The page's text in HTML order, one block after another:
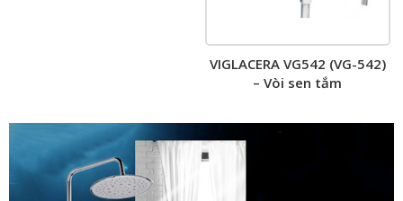
VIGLACERA VG542 (VG-542)
– Vòi sen tắm